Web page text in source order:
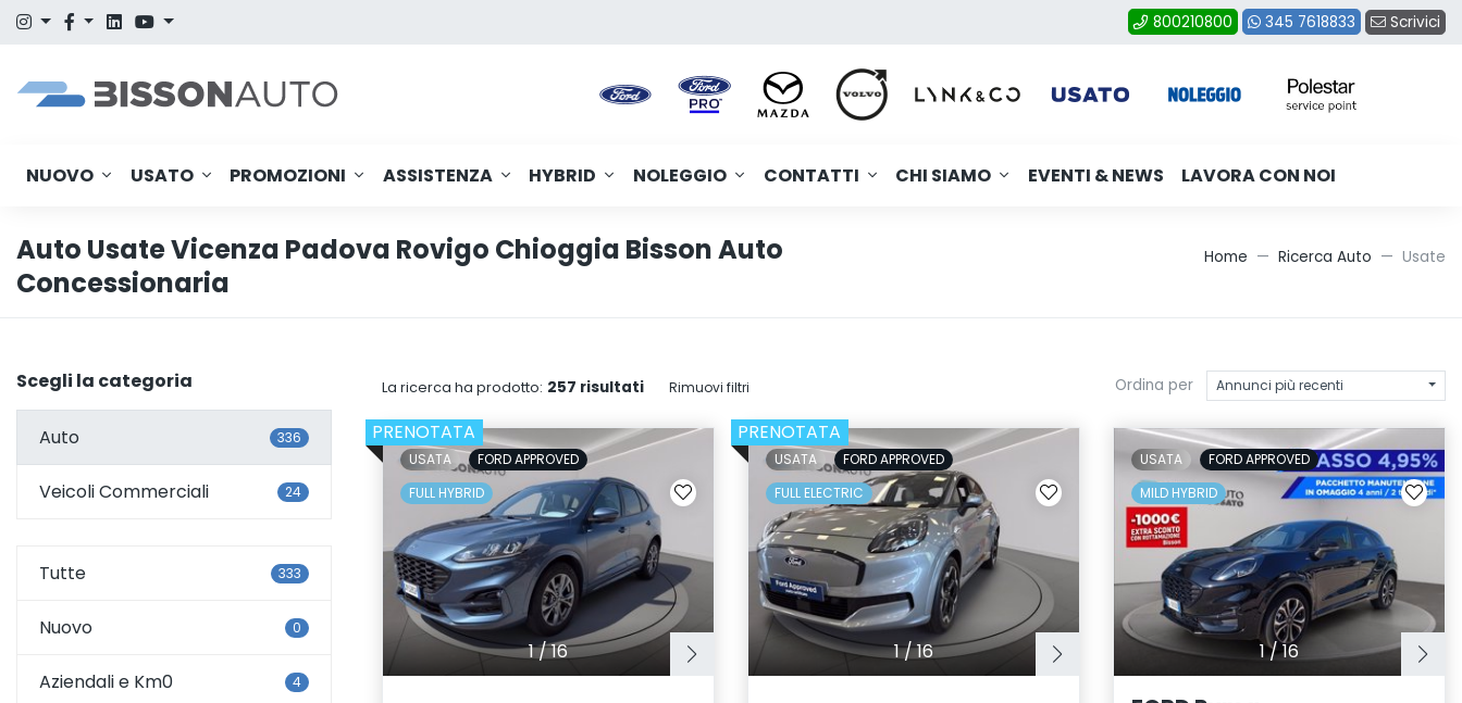
800210800 345 7618833 Scrivici
NUOVO USATO PROMOZIONI ASSISTENZA HYBRID NOLEGGIO CONTATTI CHI SIAMO EVENTI & NEWS LAVORA CON NOI
Auto Usate Vicenza Padova Rovigo Chioggia Bisson Auto
Concessionaria
Home Ricerca Auto Usate
Scegli la categoria
Auto 336
Veicoli Commerciali 24
Tutte 333
Nuovo 0
Aziendali e Km0 4
La ricerca ha prodotto: 257 risultati Rimuovi filtri Ordina per Annunci più recenti
PRENOTATA
1/16
USATA
FORD APPROVED
FULL HYBRID
PRENOTATA
1/16
USATA
FORD APPROVED
FULL ELECTRIC
1/16
USATA
FORD APPROVED
MILD HYBRID